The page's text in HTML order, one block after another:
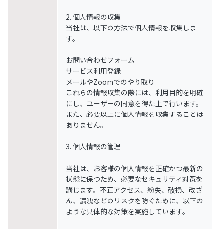
2. 個人情報の収集
当社は、以下の方法で個人情報を収集しま
す。
お問い合わせフォーム
サービス利用登録
メールやZoomでのやり取り
これらの情報収集の際には、利用目的を明確
にし、ユーザーの同意を得た上で行います。
また、必要以上に個人情報を収集することは
ありません。
3. 個人情報の管理
当社は、お客様の個人情報を正確かつ最新の
状態に保つため、必要なセキュリティ対策を
講じます。不正アクセス、紛失、破損、改ざ
ん、漏洩などのリスクを防ぐために、以下の
ような具体的な対策を実施しています。